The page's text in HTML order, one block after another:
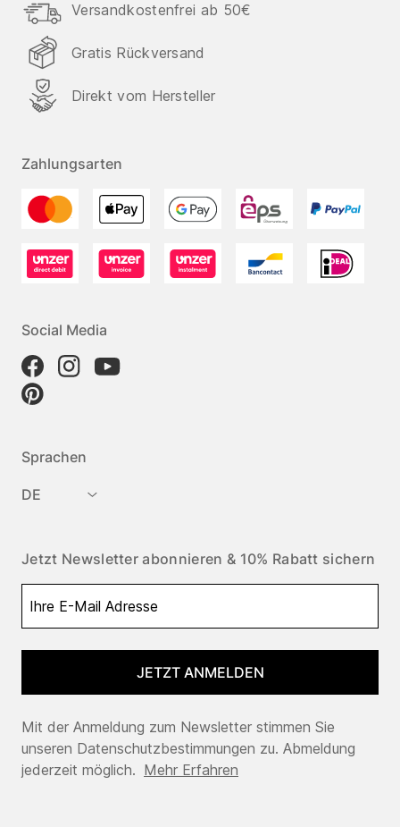
Versandkostenfrei ab 50€
Gratis Rückversand
Direkt vom Hersteller
Zahlungsarten
Social Media
Sprachen
DE
Jetzt Newsletter abonnieren & 10% Rabatt sichern
JETZT ANMELDEN
Mit der Anmeldung zum Newsletter stimmen Sie
unseren Datenschutzbestimmungen zu. Abmeldung
jederzeit möglich. Mehr Erfahren